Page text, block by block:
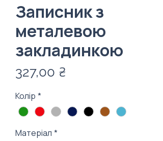
Записник з
металевою
закладинкою
327,00 ₴
Колір *
Матеріал *